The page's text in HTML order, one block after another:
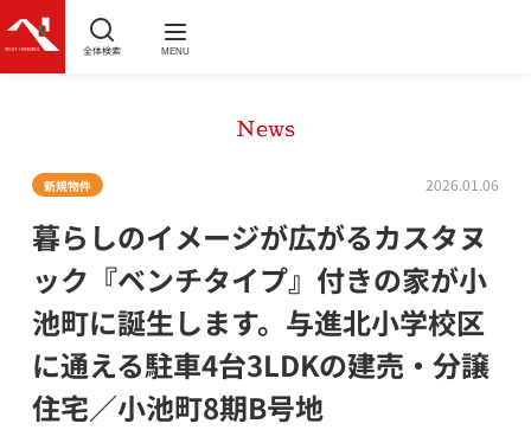
全体検索 MENU
News
新規物件 2026.01.06
暮らしのイメージが広がるカスタヌ
ック『ベンチタイプ』付きの家が小
池町に誕生します。与進北小学校区
に通える駐車4台3LDKの建売・分譲
住宅／小池町8期B号地